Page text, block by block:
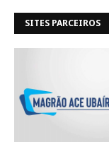
SITES PARCEIROS